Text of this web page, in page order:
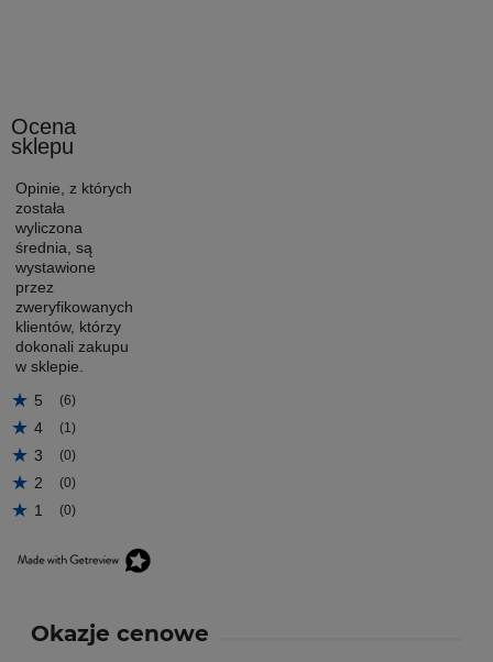
Ocena
sklepu
Opinie, z których
została
wyliczona
średnia, są
wystawione
przez
zweryfikowanych
klientów, którzy
dokonali zakupu
w sklepie.
5
(6)
4 (1)
3 (0)
2 (0)
1 (0)
Okazje cenowe